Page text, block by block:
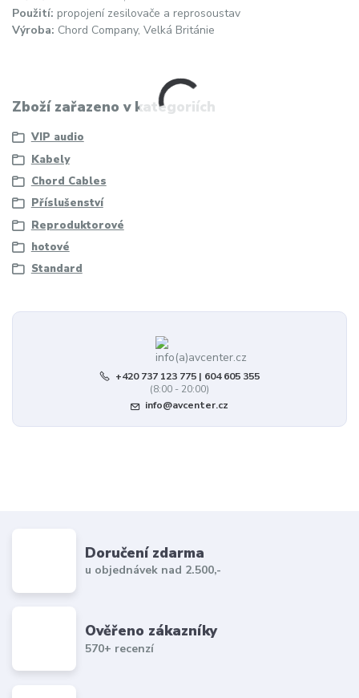
Použití: propojení zesilovače a reprosoustav
Výroba: Chord Company, Velká Británie
Zboží zařazeno v kategoriích
VIP audio
Kabely
Chord Cables
Příslušenství
Reproduktorové
hotové
Standard
+420 737 123 775 | 604 605 355
(8:00 - 20:00)
info@avcenter.cz
Doručení zdarma
u objednávek nad 2.500,-
Ověřeno zákazníky
570+ recenzí